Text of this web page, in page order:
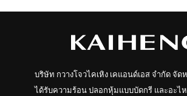
บริษัท กวางโจวไคเหิง เคแอนด์เอส จำกัด จัด
ได้รับความร้อน ปลอกหุ้มแบบบัดกรี และอะไ